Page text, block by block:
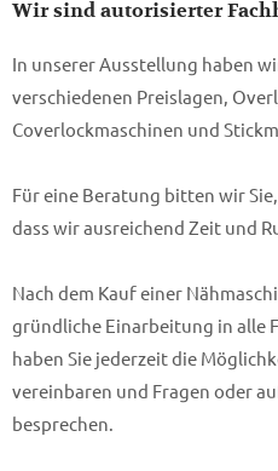
Wir sind autorisierter
In unserer Ausstellung haben
verschiedenen Preislagen,
Coverlockmaschinen und
Für eine Beratung bitten wir
dass wir ausreichend Zeit und
Nach dem Kauf einer
gründliche Einarbeitung in alle
haben Sie jederzeit die
vereinbaren und Fragen oder
besprechen.